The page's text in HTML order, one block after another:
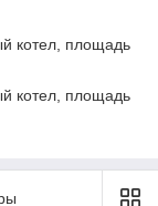
котел, площадь
котел, площадь